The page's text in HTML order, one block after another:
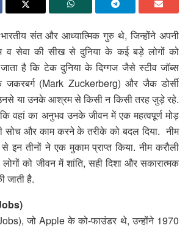
संत और आध्यात्मिक गुरु थे, जिन्होंने अपनी
व सेवा की सीख से दुनिया के कई बड़े लोगों को
जाता है कि टेक दुनिया के दिग्गज जैसे स्टीव जॉब्स
जकरबर्ग (Mark Zuckerberg) और जैक डोर्सी
या उनके आश्रम से किसी न किसी तरह जुड़े रहे.
वहां का अनुभव उनके जीवन में एक महत्वपूर्ण मोड़
सोच और काम करने के तरीके को बदल दिया. नीम
इन तीनों ने एक मुकाम प्राप्त किया. नीम करौली
को जीवन में शांति, सही दिशा और सकारात्मक
जाती है.
जो Apple के को-फाउंडर थे, उन्होंने 1970